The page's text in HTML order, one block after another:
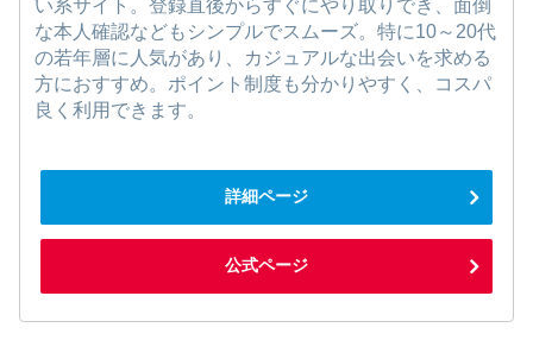
い系サイト。登録直後からすぐにやり取りでき、面倒
な本人確認などもシンプルでスムーズ。特に10～20代
の若年層に人気があり、カジュアルな出会いを求める
方におすすめ。ポイント制度も分かりやすく、コスパ
良く利用できます。
詳細ページ
公式ページ